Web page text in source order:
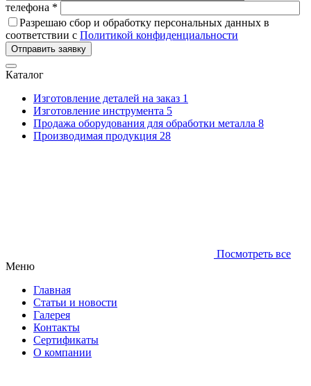
телефона *
Разрешаю сбор и обработку персональных данных в
соответствии с Политикой конфиденциальности
Отправить заявку
Каталог
Изготовление деталей на заказ 1
Изготовление инструмента 5
Продажа оборудования для обработки металла 8
Производимая продукция 28
Посмотреть все
Меню
Главная
Статьи и новости
Галерея
Контакты
Сертификаты
О компании